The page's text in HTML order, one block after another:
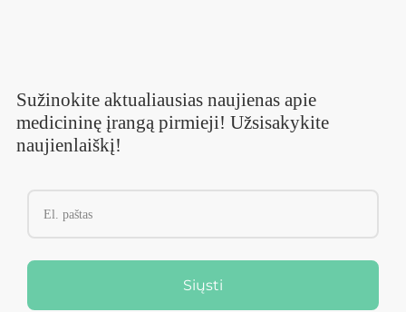
Sužinokite aktualiausias naujienas apie
medicininę įrangą pirmieji! Užsisakykite
naujienlaiškį!
Siųsti